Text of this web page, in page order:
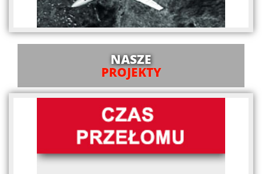
NASZE
PROJEKTY